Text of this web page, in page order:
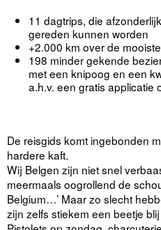
11 dagtrips, die
gereden kunnen worden
+2.000 km over de
198 minder gekende
met een knipoog en een
a.h.v. een gratis applicatie
De reisgids komt ingebonden
hardere kaft.
Wij Belgen zijn niet snel
meermaals oogrollend de
Belgium…’ Maar zo slecht
zijn zelfs stiekem een beetje